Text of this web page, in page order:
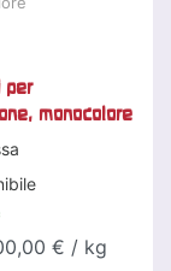
per
monocolore
€ / kg